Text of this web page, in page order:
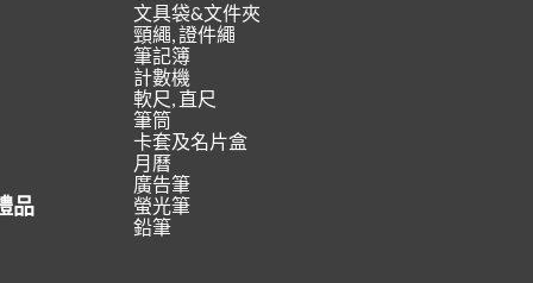
品
文具袋&文件夾
頸繩, 證件繩
筆記簿
計數機
軟尺, 直尺
筆筒
卡套及名片盒
月曆
廣告筆
螢光筆
鉛筆